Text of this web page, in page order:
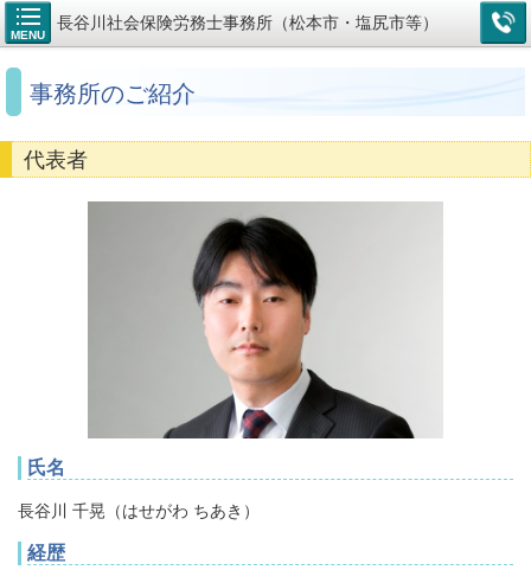
MENU
長谷川社会保険労務士事務所（松本市・塩尻市等）
事務所のご紹介
代表者
氏名
長谷川 千晃（はせがわ ちあき）
経歴